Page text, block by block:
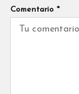
Comentario *